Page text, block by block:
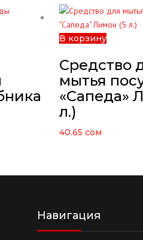
В корзину
Средство
мытья
«Сапеда»
л.)
40.65 сом
Навигация